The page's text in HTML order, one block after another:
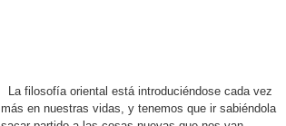
La filosofía oriental está introduciéndose cada vez
más en nuestras vidas, y tenemos que ir sabiéndola